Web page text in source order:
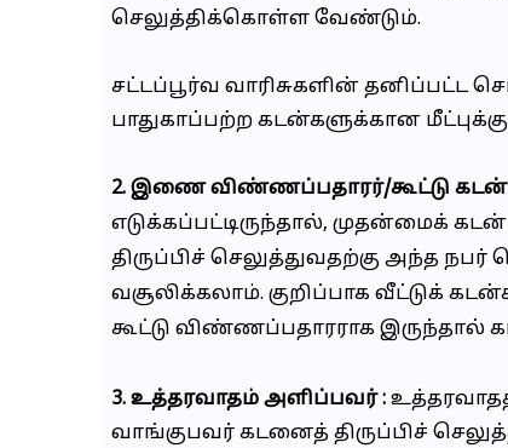
செலுத்திக்கொள்ள வேண்டும்.
சட்டப்பூர்வ வாரிசுகளின் தனிப்பட்ட
பாதுகாப்பற்ற கடன்களுக்கான
2. இணை விண்ணப்பதாரர்/கூட்டு கடன்
எடுக்கப்பட்டிருந்தால், முதன்மைக்
திருப்பிச் செலுத்துவதற்கு அந்த
வசூலிக்கலாம். குறிப்பாக வீட்டுக்
கூட்டு விண்ணப்பதாரராக இருந்தால்
3. உத்தரவாதம் அளிப்பவர் :
வாங்குபவர் கடனைத் திருப்பிச்